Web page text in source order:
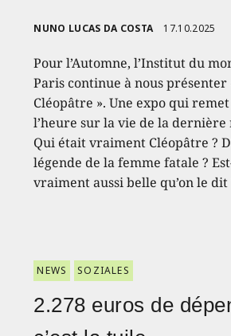
NUNO LUCAS DA COSTA 17.10.2025
Pour l’Automne, l’Institut du
Paris continue à nous présenter
Cléopâtre ». Une expo qui
l’heure sur la vie de la dernière
Qui était vraiment Cléopâtre ?
légende de la femme fatale ?
vraiment aussi belle qu’on le dit
NEWS SOZIALES
2.278 euros de